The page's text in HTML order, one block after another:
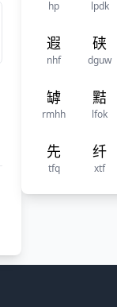
hp lpdk
遐
nhf
硖
dguw
罅
rmhh
黠
lfok
先
tfq
纤
xtf